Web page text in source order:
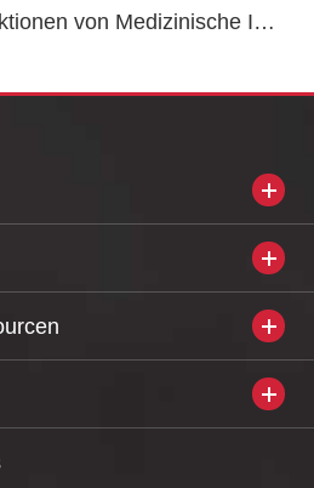
Infrarot Thermische Imaging Kameras